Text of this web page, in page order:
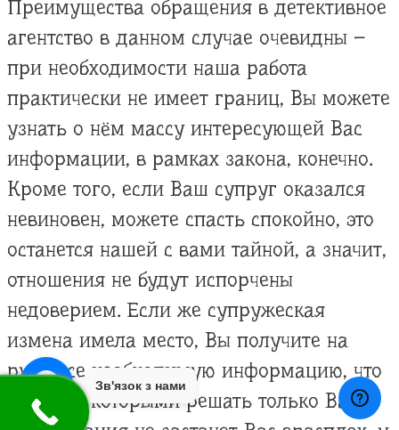
Преимущества обращения в детективное
агентство в данном случае очевидны –
при необходимости наша работа
практически не имеет границ, Вы можете
узнать о нём массу интересующей Вас
информации, в рамках закона, конечно.
Кроме того, если Ваш супруг оказался
невиновен, можете спасть спокойно, это
останется нашей с вами тайной, а значит,
отношения не будут испорчены
недоверием. Если же супружеская
измена имела место, Вы получите на
руки все необходимую информацию, что
делать с которыми решать только Вам.
Зв'язок з нами